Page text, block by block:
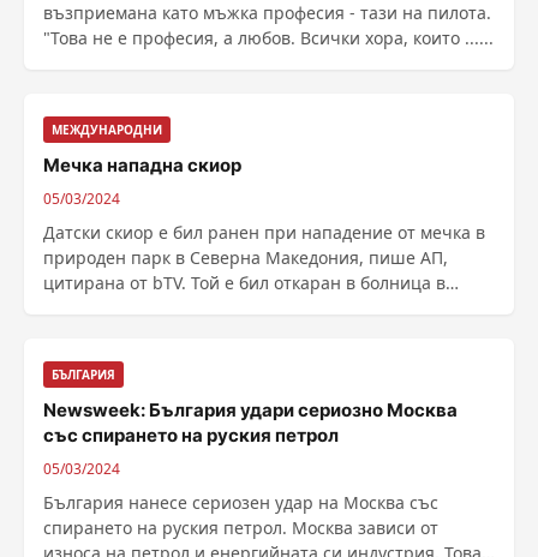
възприемана като мъжка професия - тази на пилота.
"Това не е професия, а любов. Всички хора, които ......
МЕЖДУНАРОДНИ
Мечка нападна скиор
05/03/2024
Датски скиор е бил ранен при нападение от мечка в
природен парк в Северна Македония, пише АП,
цитирана от bTV. Той е бил откаран в болница в
БЪЛГАРИЯ
Newsweek: България удари сериозно Москва
със спирането на руския петрол
05/03/2024
България нанесе сериозен удар на Москва със
спирането на руския петрол. Москва зависи от